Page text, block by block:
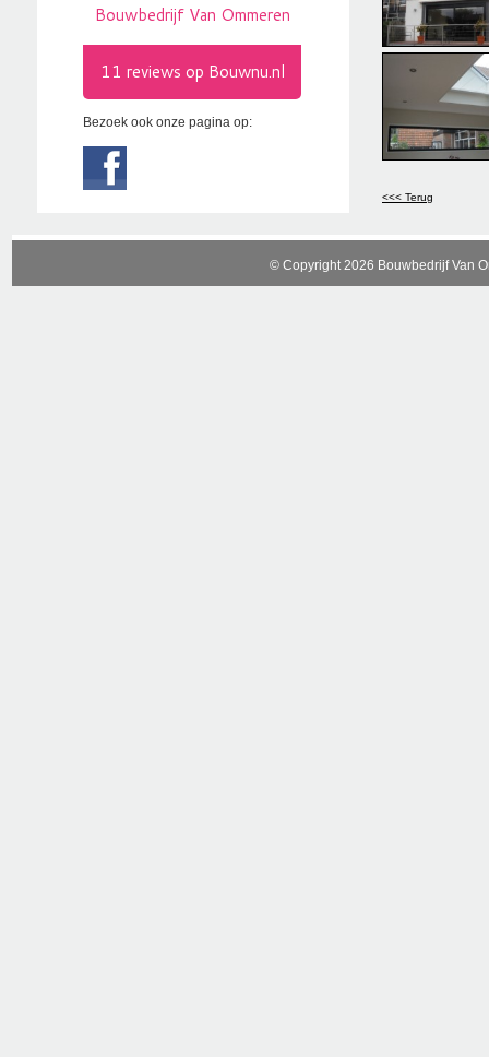
Bezoek ook onze pagina op:
<<< Terug
© Copyright 2026 Bouwbedrijf Van